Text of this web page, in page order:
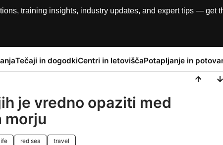
training insights, industry updates, and expert tips — get
Tečaji in dogodkiCentri in letoviščaPotapljanje in
je vredno opaziti med
morju
red sea travel